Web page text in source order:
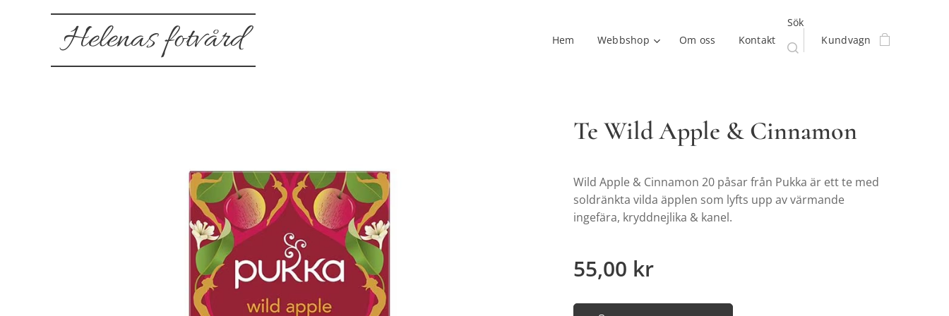
Helenas fotvård Hem Webbshop Om oss Kontakt
Sök
Kundvagn
Te Wild Apple & Cinnamon
Wild Apple & Cinnamon 20 påsar från Pukka är ett te med
soldränkta vilda äpplen som lyfts upp av värmande
ingefära, kryddnejlika & kanel.
55,00 kr